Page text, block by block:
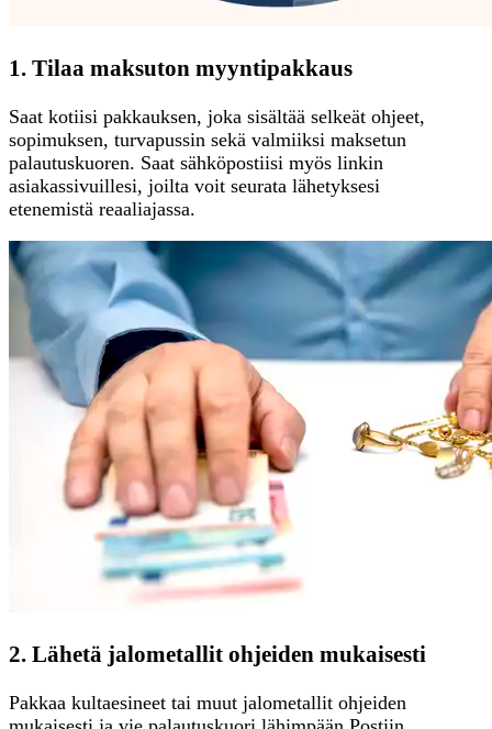
1. Tilaa maksuton myyntipakkaus
Saat kotiisi pakkauksen, joka sisältää selkeät ohjeet,
sopimuksen, turvapussin sekä valmiiksi maksetun
palautuskuoren. Saat sähköpostiisi myös linkin
asiakassivuillesi, joilta voit seurata lähetyksesi
etenemistä reaaliajassa.
2. Lähetä jalometallit ohjeiden mukaisesti
Pakkaa kultaesineet tai muut jalometallit ohjeiden